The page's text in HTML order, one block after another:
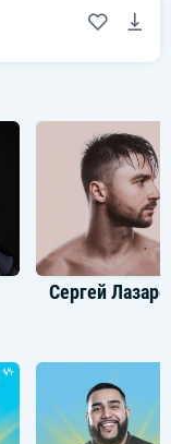
Сергей